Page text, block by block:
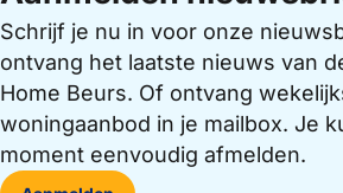
Schrijf je nu in voor onze
ontvang het laatste nieuws van
Home Beurs. Of ontvang
woningaanbod in je mailbox. Je
moment eenvoudig afmelden.